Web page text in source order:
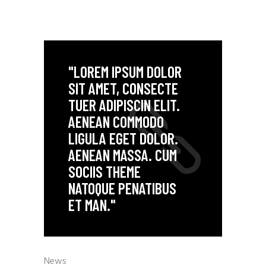
"LOREM IPSUM DOLOR
SIT AMET, CONSECTE
TUER ADIPISCIN ELIT.
AENEAN COMMODO
LIGULA EGET DOLOR.
AENEAN MASSA. CUM
SOCIIS THEME
NATOQUE PENATIBUS
ET MAN."
News